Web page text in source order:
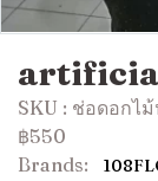
SKU : ช่อดอกไ
฿550
Brands: